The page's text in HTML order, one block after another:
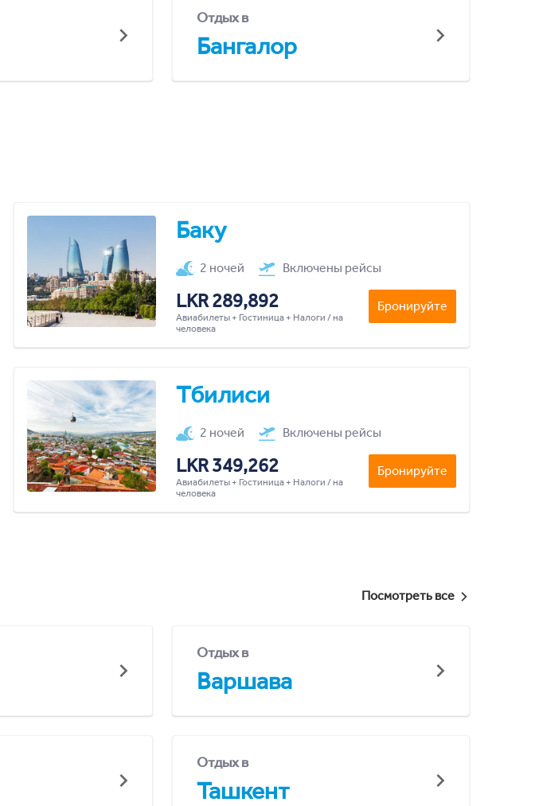
Отдых в
Бангалор
Баку
2 ночей Включены рейсы
LKR 289,892
Авиабилеты + Гостиница + Налоги / на
человека
Бронируйте
Тбилиси
2 ночей Включены рейсы
LKR 349,262
Авиабилеты + Гостиница + Налоги / на
человека
Бронируйте
Посмотреть все
Отдых в
Варшава
Отдых в
Ташкент